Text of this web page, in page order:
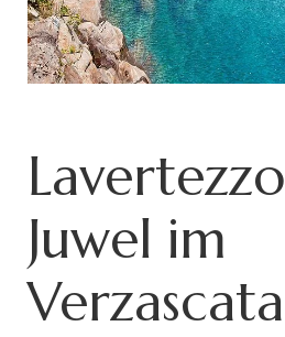
Juwel im